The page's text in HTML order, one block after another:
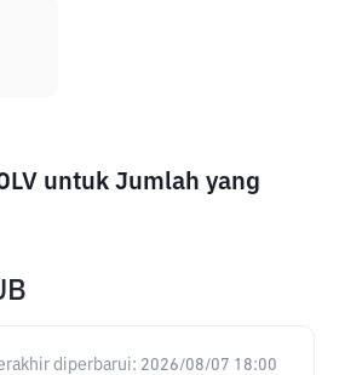
untuk Jumlah yang
diperbarui: 2026/08/07 18:00